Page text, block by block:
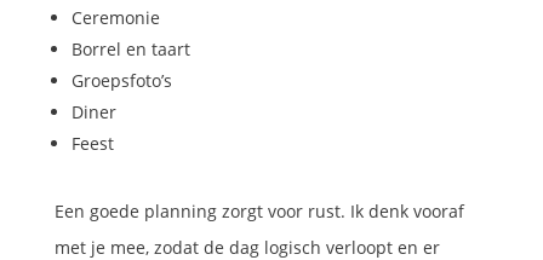
Ceremonie
Borrel en taart
Groepsfoto’s
Diner
Feest
Een goede planning zorgt voor rust. Ik denk vooraf
met je mee, zodat de dag logisch verloopt en er